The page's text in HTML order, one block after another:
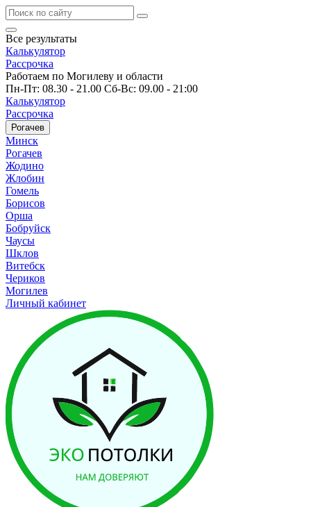
Все результаты
Калькулятор
Рассрочка
Работаем по Могилеву и области
Пн-Пт: 08.30 - 21.00 Сб-Вс: 09.00 - 21:00
Калькулятор
Рассрочка
Рогачев
Минск
Рогачев
Жодино
Жлобин
Гомель
Борисов
Орша
Бобруйск
Чаусы
Шклов
Витебск
Чериков
Могилев
Личный кабинет